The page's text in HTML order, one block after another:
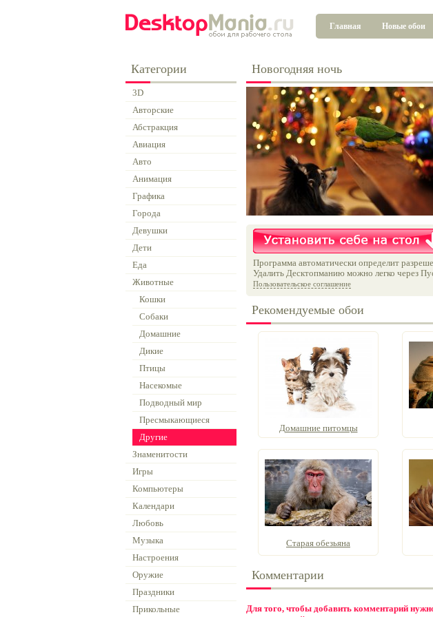
Главная Новые обои
Категории
3D
Авторские
Абстракция
Авиация
Авто
Анимация
Графика
Города
Девушки
Дети
Еда
Животные
Кошки
Собаки
Домашние
Дикие
Птицы
Насекомые
Подводный мир
Пресмыкающиеся
Другие
Знаменитости
Игры
Компьютеры
Календари
Любовь
Музыка
Настроения
Оружие
Праздники
Прикольные
Новогодняя ночь
Программа автоматически определит
Удалить Десктопманию можно легко через
Пользовательское соглашение
Рекомендуемые обои
Домашние питомцы
Старая обезьяна
Комментарии
Для того, чтобы добавить комментарий